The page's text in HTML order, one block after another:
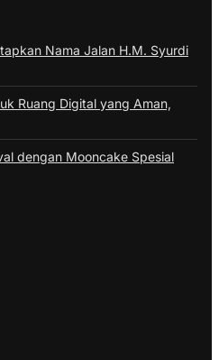
Nama Jalan H.M. Syurdi
Ruang Digital yang Aman,
dengan Mooncake Spesial